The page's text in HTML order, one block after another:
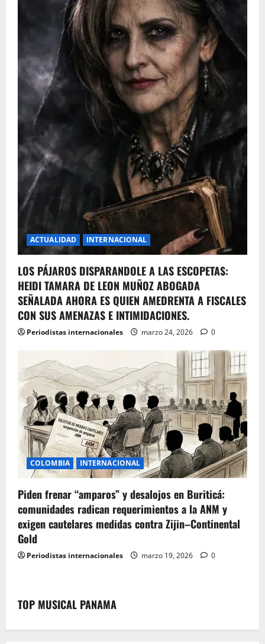
ACTUALIDAD INTERNACIONAL
LOS PÁJAROS DISPARANDOLE A LAS ESCOPETAS:
HEIDI TAMARA DE LEON MUÑOZ ABOGADA
SEÑALADA AHORA ES QUIEN AMEDRENTA A FISCALES
CON SUS AMENAZAS E INTIMIDACIONES.
Periodistas internacionales marzo 24, 2026 0
COLOMBIA INTERNACIONAL
Piden frenar “amparos” y desalojos en Buriticá:
comunidades radican requerimientos a la ANM y
exigen cautelares medidas contra Zijin–Continental
Gold
Periodistas internacionales marzo 19, 2026 0
TOP MUSICAL PANAMA